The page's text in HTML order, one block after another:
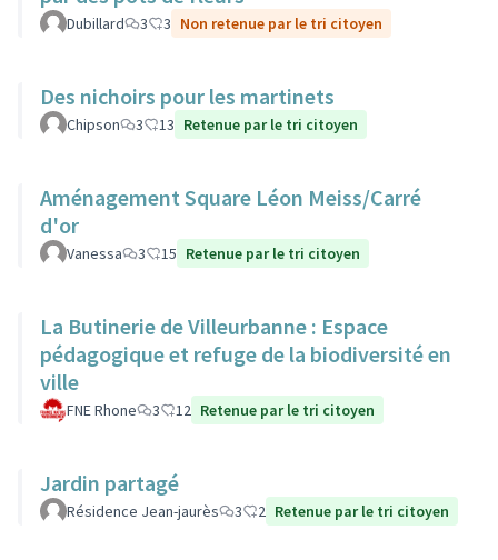
Dubillard 3 3 Non retenue par le tri citoyen
Des nichoirs pour les martinets
Chipson 3 13 Retenue par le tri citoyen
Aménagement Square Léon Meiss/Carré
d'or
Vanessa 3 15 Retenue par le tri citoyen
La Butinerie de Villeurbanne : Espace
pédagogique et refuge de la biodiversité en
ville
FNE Rhone 3 12 Retenue par le tri citoyen
Jardin partagé
Résidence Jean-jaurès 3 2 Retenue par le tri citoyen